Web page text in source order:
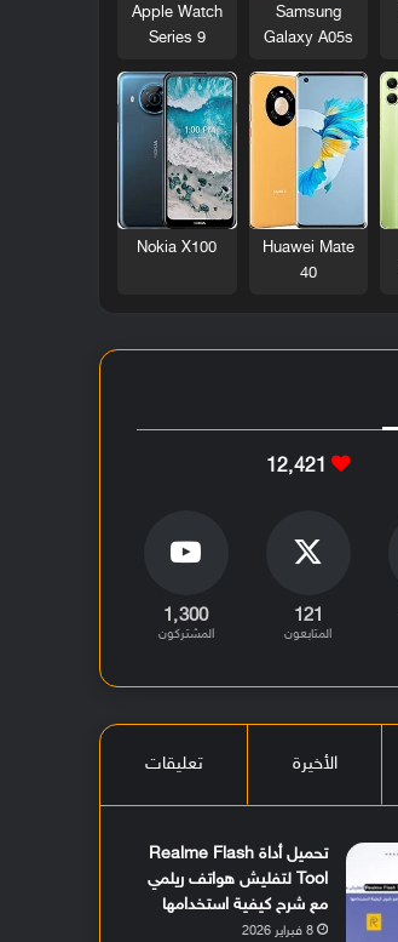
Samsung
Galaxy A05s
Apple Watch
Series 9
Huawei Mate
40
Nokia X100
12٬421
121
المتابعون
1٬300
المشتركون
الأخيرة تعليقات
تحميل أداة Realme Flash
Tool لتفليش هواتف ريلمي
مع شرح كيفية استخدامها
8 فبراير 2026